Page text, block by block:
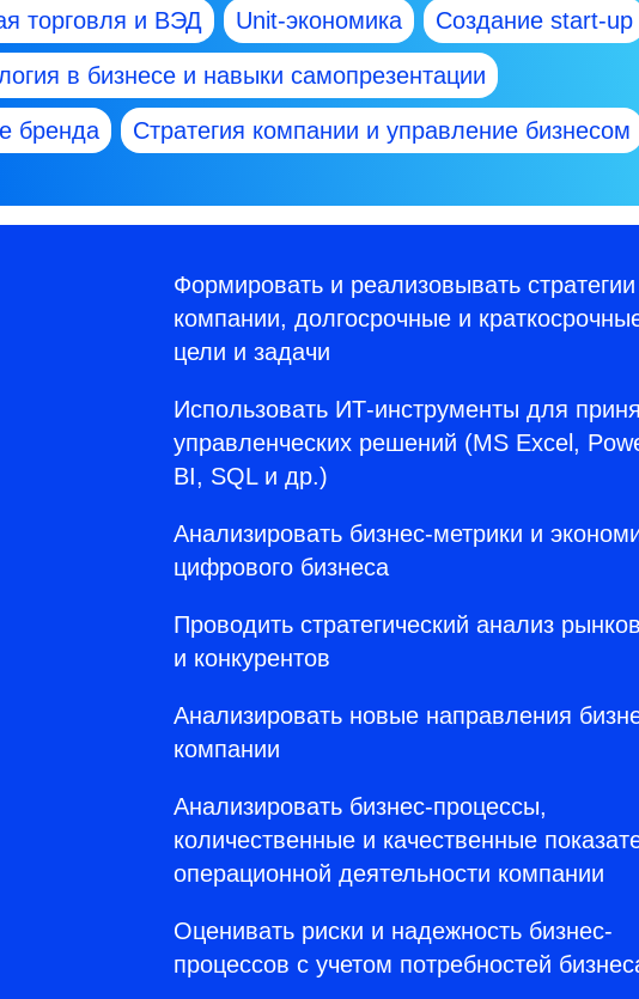
торговля и ВЭД Unit-экономика Создание start-up
в бизнесе и навыки самопрезентации
бренда Стратегия компании и управление бизнесом
Формировать и реализовывать стратегии
компании, долгосрочные и
цели и задачи
Использовать ИТ-инструменты для
управленческих решений (MS Excel,
BI, SQL и др.)
Анализировать бизнес-метрики и
цифрового бизнеса
Проводить стратегический анализ рынков
и конкурентов
Анализировать новые направления
компании
Анализировать бизнес-процессы,
количественные и качественные
операционной деятельности компании
Оценивать риски и надежность бизнес-
процессов с учетом потребностей